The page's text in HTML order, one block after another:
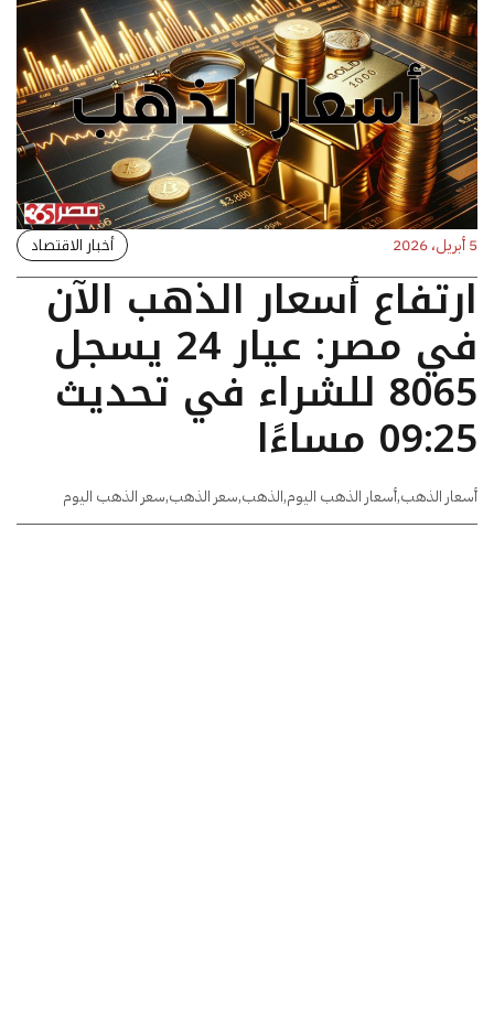
5 أبريل، 2026 أخبار الاقتصاد
ارتفاع أسعار الذهب الآن
في مصر: عيار 24 يسجل
8065 للشراء في تحديث
09:25 مساءًا
أسعار الذهب,أسعار الذهب اليوم,الذهب,سعر الذهب,سعر الذهب اليوم